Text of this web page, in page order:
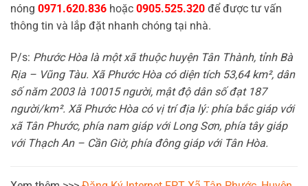
nóng 0971.620.836 hoặc 0905.525.320 để được tư vấn
thông tin và lắp đặt nhanh chóng tại nhà.
P/s: Phước Hòa là một xã thuộc huyện Tân Thành, tỉnh Bà
Rịa – Vũng Tàu. Xã Phước Hòa có diện tích 53,64 km², dân
số năm 2003 là 10015 người, mật độ dân số đạt 187
người/km². Xã Phước Hòa có vị trí địa lý: phía bắc giáp với
xã Tân Phước, phía nam giáp với Long Sơn, phía tây giáp
với Thạch An – Cần Giờ, phía đông giáp với Tân Hòa.